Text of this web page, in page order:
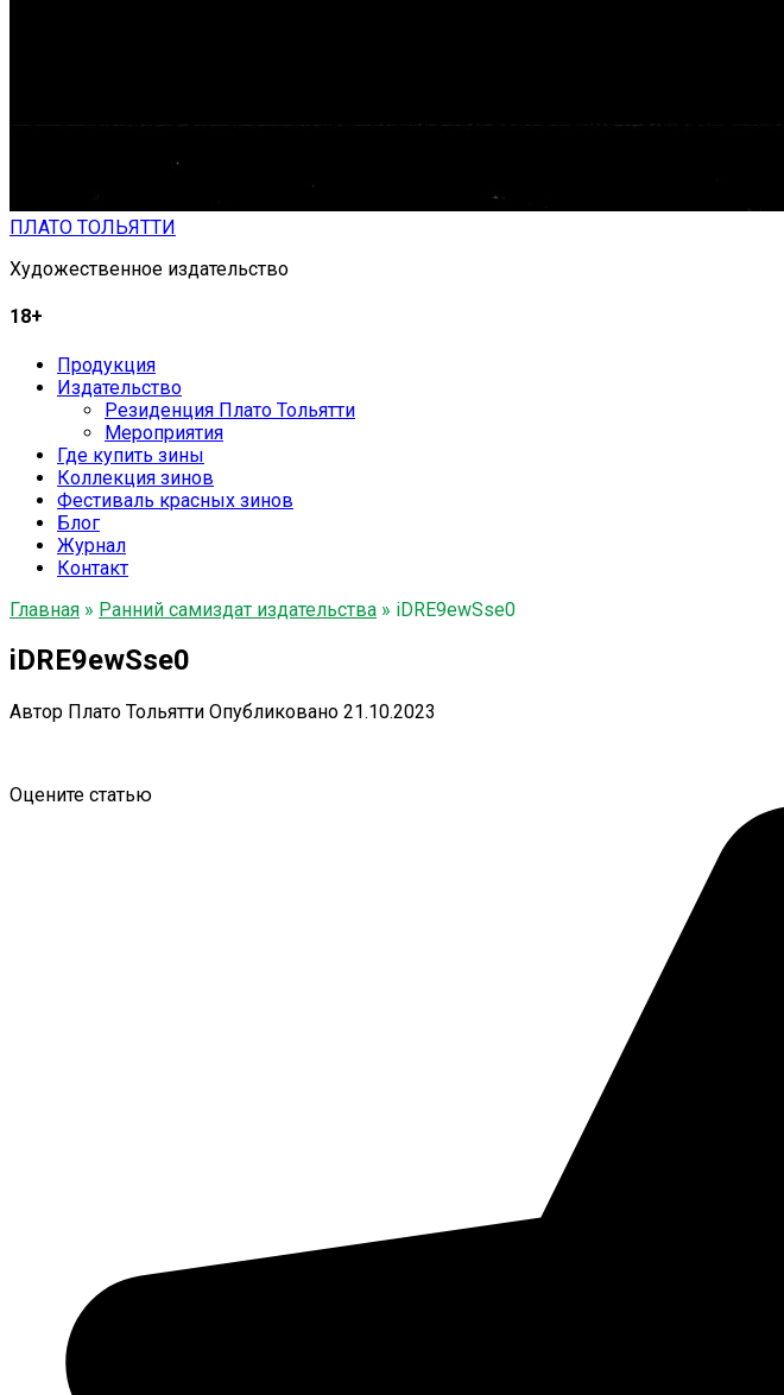
ПЛАТО ТОЛЬЯТТИ
Художественное издательство
18+
Продукция
Издательство
Резиденция Плато Тольятти
Мероприятия
Где купить зины
Коллекция зинов
Фестиваль красных зинов
Блог
Журнал
Контакт
Главная » Ранний самиздат издательства » iDRE9ewSse0
iDRE9ewSse0
Автор Плато Тольятти Опубликовано 21.10.2023
Оцените статью